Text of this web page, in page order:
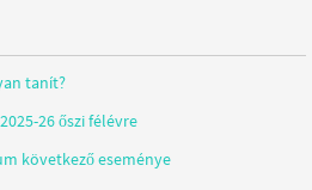
tanít?
26 őszi félévre
következő eseménye